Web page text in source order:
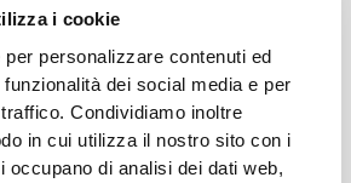
i cookie
personalizzare contenuti ed
dei social media e per
Condividiamo inoltre
in cui utilizza il nostro sito con i
occupano di analisi dei dati web,